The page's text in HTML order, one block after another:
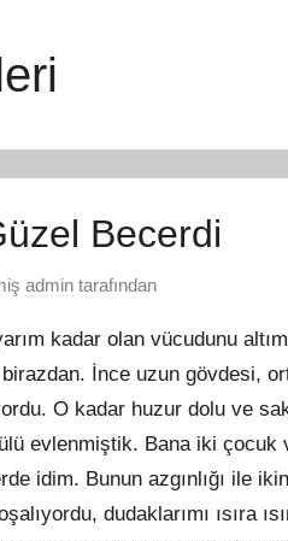
Becerdi
admin tarafından
kadar olan vücudunu
birazdan. İnce uzun gövdesi,
O kadar huzur dolu ve
evlenmiştik. Bana iki çocuk
idim. Bunun azgınlığı ile
dudaklarımı ısıra